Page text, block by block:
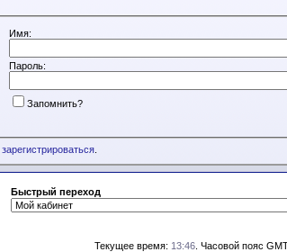
Имя:
Пароль:
Запомнить?
зарегистрироваться
Быстрый переход
Текущее время: 13:46 . Часовой пояс